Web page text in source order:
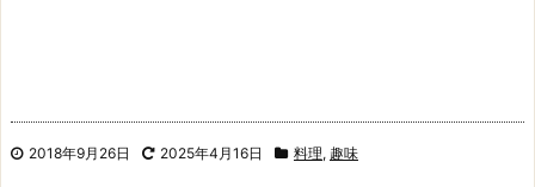
2018年9月26日 2025年4月16日 料理, 趣味